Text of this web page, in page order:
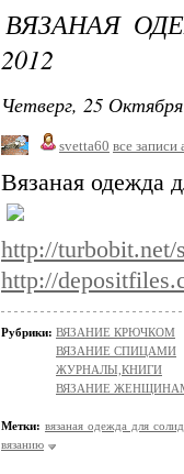
ВЯЗАНАЯ
2012
Четверг, 25
svetta60 все записи
Вязаная одежда
http://
http://
Рубрики: ВЯЗАНИЕ КРЮЧКОМ
ВЯЗАНИЕ СПИЦАМИ
ЖУРНАЛЫ,КНИГИ
ВЯЗАНИЕ
Метки: вязаная одежда для
вязанию